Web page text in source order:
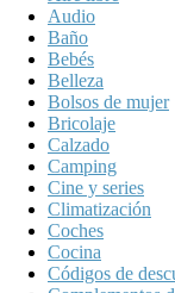
Audio
Baño
Bebés
Belleza
Bolsos de mujer
Bricolaje
Calzado
Camping
Cine y series
Climatización
Coches
Cocina
Códigos de